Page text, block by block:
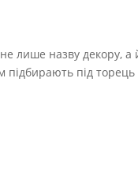
лише назву декору, а
під